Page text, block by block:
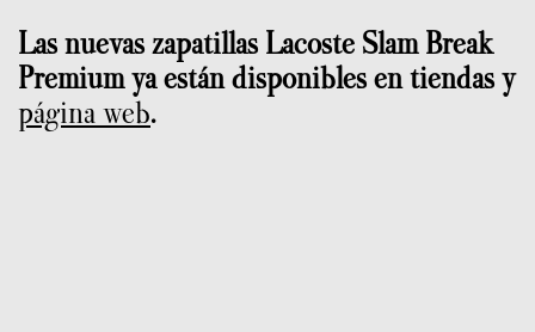
Las nuevas zapatillas Lacoste Slam Break
Premium ya están disponibles en tiendas y
página web.